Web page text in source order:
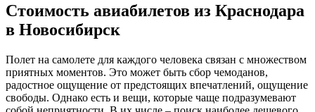
Стоимость авиабилетов из Краснодара
в Новосибирск
Полет на самолете для каждого человека связан с множеством
приятных моментов. Это может быть сбор чемоданов,
радостное ощущение от предстоящих впечатлений, ощущение
свободы. Однако есть и вещи, которые чаще подразумевают